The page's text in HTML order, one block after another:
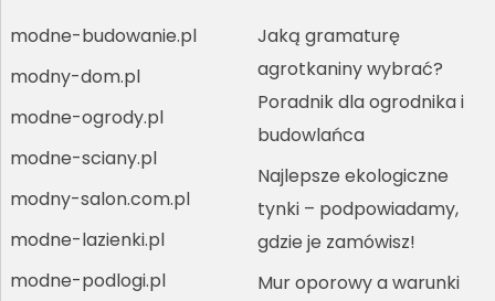
modne-budowanie.pl
modny-dom.pl
modne-ogrody.pl
modne-sciany.pl
modny-salon.com.pl
modne-lazienki.pl
modne-podlogi.pl
Jaką gramaturę
agrotkaniny wybrać?
Poradnik dla ogrodnika i
budowlańca
Najlepsze ekologiczne
tynki – podpowiadamy,
gdzie je zamówisz!
Mur oporowy a warunki